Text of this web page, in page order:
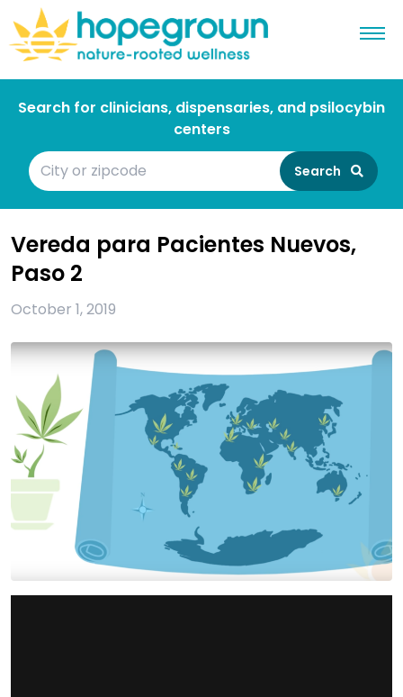
Search for clinicians, dispensaries, and psilocybin
centers
Search
Vereda para Pacientes Nuevos,
Paso 2
October 1, 2019